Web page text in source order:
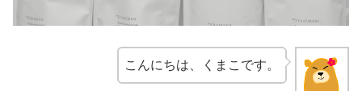
こんにちは、くまこです。